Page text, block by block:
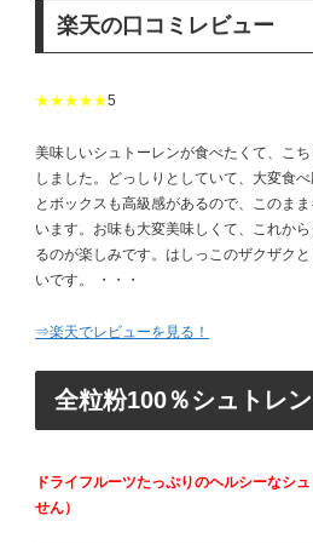
楽天の口コミレビュー
★★★★★5
美味しいシュトーレンが食べたくて、こ
しました。どっしりとしていて、大変食
とボックスも高級感があるので、このま
います。お味も大変美味しくて、これか
るのが楽しみです。はしっこのザクザク
いです。 ・・・
⇒楽天でレビューを見る！
全粒粉100％シュトレン
ドライフルーツたっぷりのヘルシーなシ
せん）